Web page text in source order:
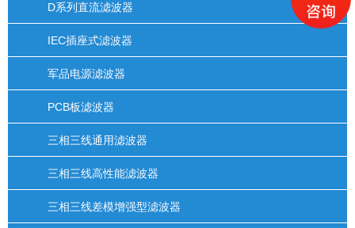
D系列直流滤波器
IEC插座式滤波器
军品电源滤波器
PCB板滤波器
三相三线通用滤波器
三相三线高性能滤波器
三相三线差模增强型滤波器